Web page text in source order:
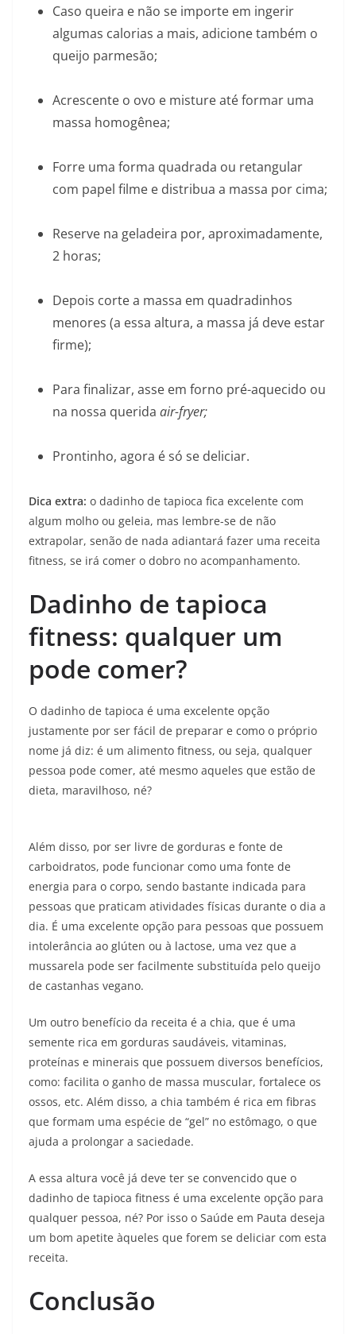
Caso queira e não se importe em ingerir
algumas calorias a mais, adicione também o
queijo parmesão;
Acrescente o ovo e misture até formar uma
massa homogênea;
Forre uma forma quadrada ou retangular
com papel filme e distribua a massa por cima;
Reserve na geladeira por, aproximadamente,
2 horas;
Depois corte a massa em quadradinhos
menores (a essa altura, a massa já deve estar
firme);
Para finalizar, asse em forno pré-aquecido ou
na nossa querida air-fryer;
Prontinho, agora é só se deliciar.
Dica extra: o dadinho de tapioca fica excelente com
algum molho ou geleia, mas lembre-se de não
extrapolar, senão de nada adiantará fazer uma receita
fitness, se irá comer o dobro no acompanhamento.
Dadinho de tapioca
fitness: qualquer um
pode comer?
O dadinho de tapioca é uma excelente opção
justamente por ser fácil de preparar e como o próprio
nome já diz: é um alimento fitness, ou seja, qualquer
pessoa pode comer, até mesmo aqueles que estão de
dieta, maravilhoso, né?
Além disso, por ser livre de gorduras e fonte de
carboidratos, pode funcionar como uma fonte de
energia para o corpo, sendo bastante indicada para
pessoas que praticam atividades físicas durante o dia a
dia. É uma excelente opção para pessoas que possuem
intolerância ao glúten ou à lactose, uma vez que a
mussarela pode ser facilmente substituída pelo queijo
de castanhas vegano.
Um outro benefício da receita é a chia, que é uma
semente rica em gorduras saudáveis, vitaminas,
proteínas e minerais que possuem diversos benefícios,
como: facilita o ganho de massa muscular, fortalece os
ossos, etc. Além disso, a chia também é rica em fibras
que formam uma espécie de “gel” no estômago, o que
ajuda a prolongar a saciedade.
A essa altura você já deve ter se convencido que o
dadinho de tapioca fitness é uma excelente opção para
qualquer pessoa, né? Por isso o Saúde em Pauta deseja
um bom apetite àqueles que forem se deliciar com esta
receita.
Conclusão